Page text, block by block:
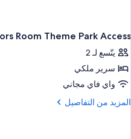
Room Theme Park Access
يتّسع لـ 2
سرير ملكي
واي فاي مجاني
المزيد من التفاصيل
المزيد